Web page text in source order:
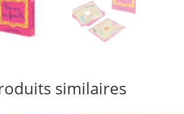
similaires